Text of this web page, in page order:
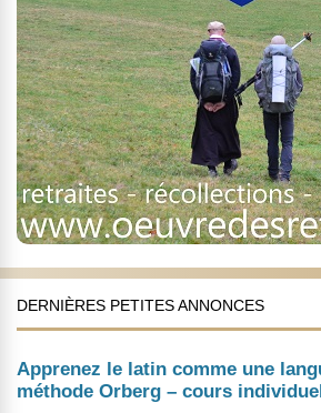
DERNIÈRES PETITES ANNONCES
Apprenez le latin comme une
méthode Orberg – cours